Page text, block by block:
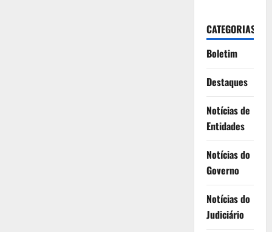
CATEGORIAS
Boletim
Destaques
Notícias de
Entidades
Notícias do
Governo
Notícias do
Judiciário